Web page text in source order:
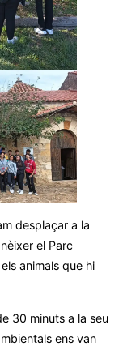
desplaçar a la
el Parc
animals que hi
30 minuts a la seu
ens van